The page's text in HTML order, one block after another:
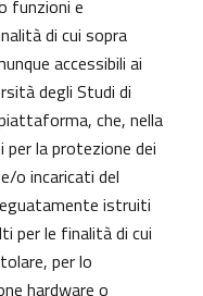
funzioni e
di cui sopra
accessibili ai
degli Studi di
che, nella
la protezione dei
o incaricati del
istruiti
per le finalità di cui
per lo
hardware o